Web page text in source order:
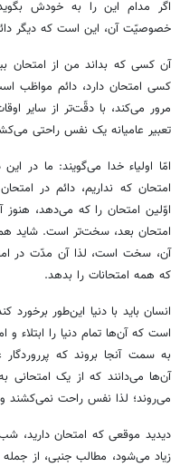
اگر مدام این را به خودش
خصوصیّت آن، این است که دیگر
آن کسی که بداند من از امتحان
کسی امتحان دارد، دائم
مرور می‌کند، با دقّت‌تر از سایر
تعبیر عامیانه یک نفس راحتی
امّا اولیاء خدا می‌گویند: ما در
امتحان که نداریم، دائم در
اوّلین امتحان را که می‌دهد،
امتحان بعد، سخت‌تر است. شاید
آن، سخت است، لذا آن مدّت در
که همه امتحانات را بدهد.
انسان باید با دنیا این‌طور برخورد
است که آن‌ها تمام دنیا را ابتلاء و
به سمت آنجا بروند که
آن‌ها می‌دانند که از یک امتحانی
می‌روند؛ لذا نفس راحت نمی‌کشند
دیدید موقعی که امتحان دارید،
زیاد می‌شود، مطالب جنبی، از